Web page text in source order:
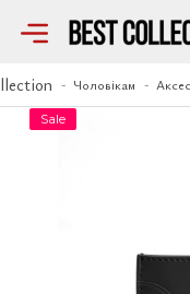
Чоловікам
Візитниця
Sale